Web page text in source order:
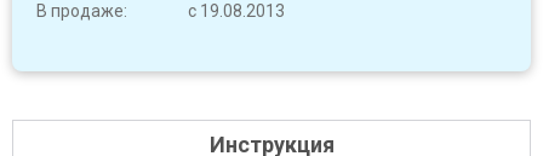
В продаже:
с 19.08.2013
Инструкция